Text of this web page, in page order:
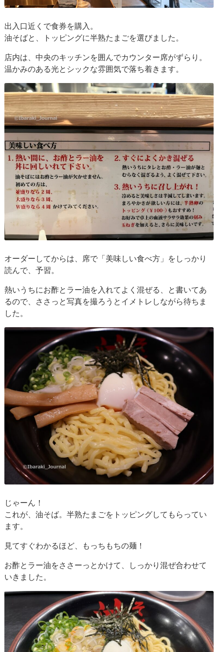
出入口近くで食券を購入。
油そばと、トッピングに半熟たまごを選びました。
店内は、中央のキッチンを囲んでカウンター席がずらり。
温かみのある光とシックな雰囲気で落ち着きます。
オーダーしてからは、席で「美味しい食べ方」をしっかり
読んで、予習。
熱いうちにお酢とラー油を入れてよく混ぜる、と書いてあ
るので、ささっと写真を撮ろうとイメトレしながら待ちま
した。
じゃーん！
これが、油そば。半熟たまごをトッピングしてもらってい
ます。
見てすぐわかるほど、もっちもちの麺！
お酢とラー油をささーっとかけて、しっかり混ぜ合わせて
いきました。